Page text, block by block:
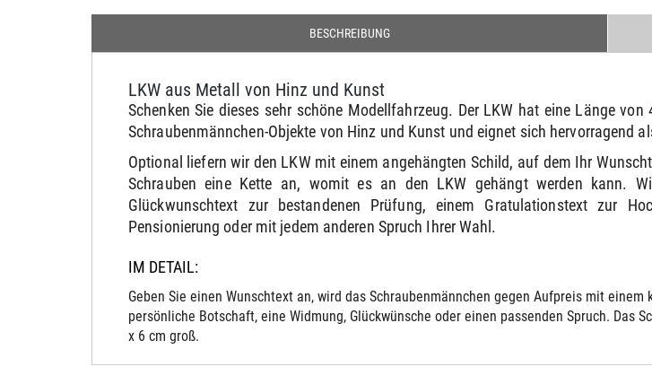
BESCHREIBUNG
LKW aus Metall von Hinz und Kunst
Schenken Sie dieses sehr schöne Modellfahrzeug. Der LKW hat eine Länge
Schraubenmännchen-Objekte von Hinz und Kunst und eignet sich hervorragend
Optional liefern wir den LKW mit einem angehängten Schild, auf dem Ihr
Schrauben eine Kette an, womit es an den LKW gehängt werden kann.
Glückwunschtext zur bestandenen Prüfung, einem Gratulationstext zur
Pensionierung oder mit jedem anderen Spruch Ihrer Wahl.
IM DETAIL:
Geben Sie einen Wunschtext an, wird das Schraubenmännchen gegen Aufpreis mit
persönliche Botschaft, eine Widmung, Glückwünsche oder einen passenden Spruch. Das
x 6 cm groß.